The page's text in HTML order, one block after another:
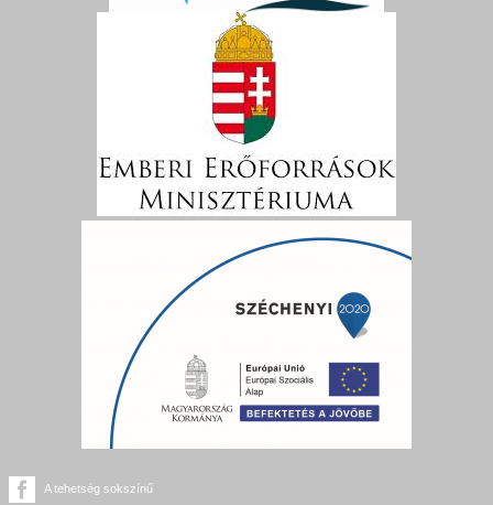
A tehetség sokszínű